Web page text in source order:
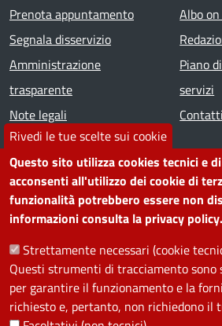
Rivedi le tue scelte sui cookie
Questo sito utilizza cookies tecnici e
acconsenti all'utilizzo dei cookie di
funzionalità potrebbero essere non
informazioni consulta la privacy policy.
Strettamente necessari (cookie
Questi strumenti di tracciamento
per garantire il funzionamento e la
richiesto e, pertanto, non richiedono il
Prenota appuntamento
Segnala disservizio
Amministrazione
trasparente
Note legali
Albo
Piano
servizi
Contatti
SEGUICI SU
Facebook
Instagram
YouTubeTelegram
WhatsApp
TwitterLinkedin
PRIVACY
Useful links section
La Privacy nel Comune
PRIVACY